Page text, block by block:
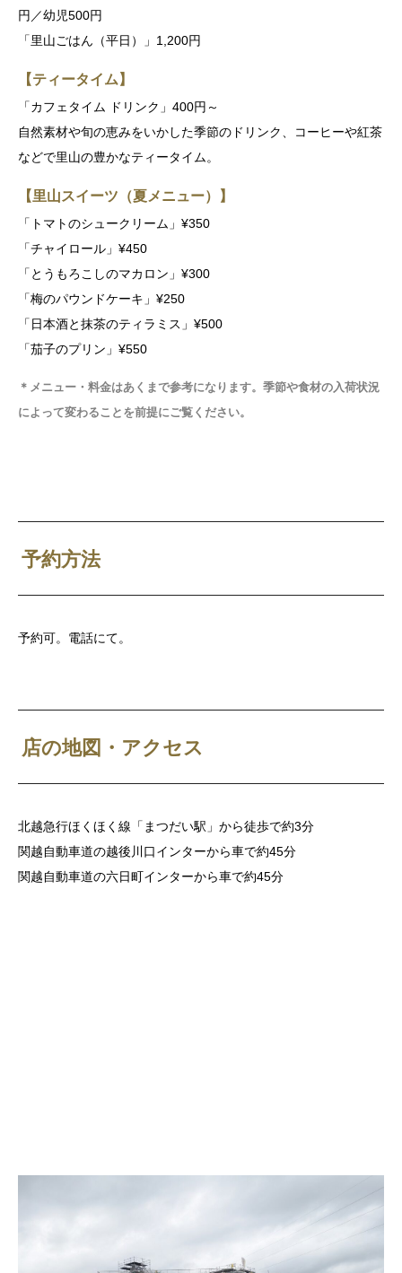
円／幼児500円
「里山ごはん（平日）」1,200円
【ティータイム】
「カフェタイム ドリンク」400円～
自然素材や旬の恵みをいかした季節のドリンク、コーヒーや紅茶
などで里山の豊かなティータイム。
【里山スイーツ（夏メニュー）】
「トマトのシュークリーム」¥350
「チャイロール」¥450
「とうもろこしのマカロン」¥300
「梅のパウンドケーキ」¥250
「日本酒と抹茶のティラミス」¥500
「茄子のプリン」¥550
＊ メニュー・料金はあくまで参考になります。季節や食材の入荷状況
によって変わることを前提にご覧ください。
予約方法
予約可。電話にて。
店の地図・アクセス
北越急行ほくほく線「まつだい駅」から徒歩で約3分
関越自動車道の越後川口インターから車で約45分
関越自動車道の六日町インターから車で約45分